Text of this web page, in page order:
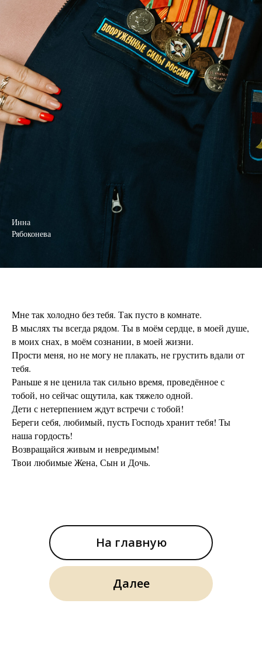
Инна
Рябоконева
Мне так холодно без тебя. Так пусто в комнате.
В мыслях ты всегда рядом. Ты в моём сердце, в моей душе,
в моих снах, в моём сознании, в моей жизни.
Прости меня, но не могу не плакать, не грустить вдали от
тебя.
Раньше я не ценила так сильно время, проведённое с
тобой, но сейчас ощутила, как тяжело одной.
Дети с нетерпением ждут встречи с тобой!
Береги себя, любимый, пусть Господь хранит тебя! Ты
наша гордость!
Возвращайся живым и невредимым!
Твои любимые Жена, Сын и Дочь.
На главную
Далее